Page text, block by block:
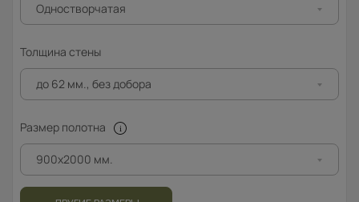
Одностворчатая
Толщина стены
до 62 мм., без добора
Размер полотна
900x2000 мм.